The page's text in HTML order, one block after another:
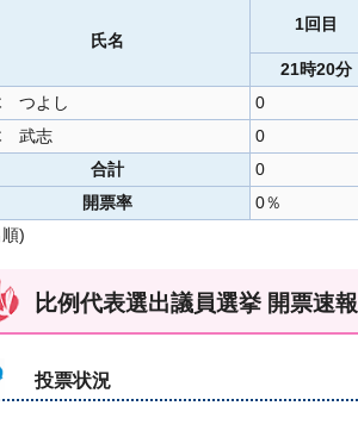
氏名
1回目
21時20分
つよし
0
武志
0
合計
0
開票率
0％
)
比例代表選出議員選挙 開票速報
投票状況